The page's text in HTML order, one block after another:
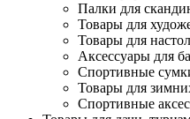
Палки для
Товары для
Товары для
Аксессуары для
Спортивные
Товары для
Спортивные